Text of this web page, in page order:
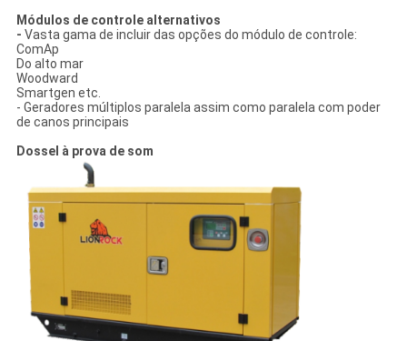
Módulos de controle alternativos
- Vasta gama de incluir das opções do módulo de controle:
ComAp
Do alto mar
Woodward
Smartgen etc.
- Geradores múltiplos paralela assim como paralela com poder
de canos principais
Dossel à prova de som